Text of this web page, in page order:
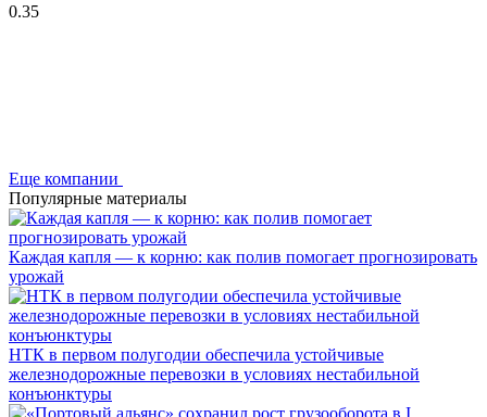
0.35
Еще компании
Популярные материалы
Каждая капля — к корню: как полив помогает прогнозировать
урожай
НТК в первом полугодии обеспечила устойчивые
железнодорожные перевозки в условиях нестабильной
конъюнктуры